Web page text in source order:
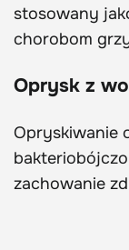
stosowany
chorobom
Oprysk z
Opryskiwanie
zachowanie